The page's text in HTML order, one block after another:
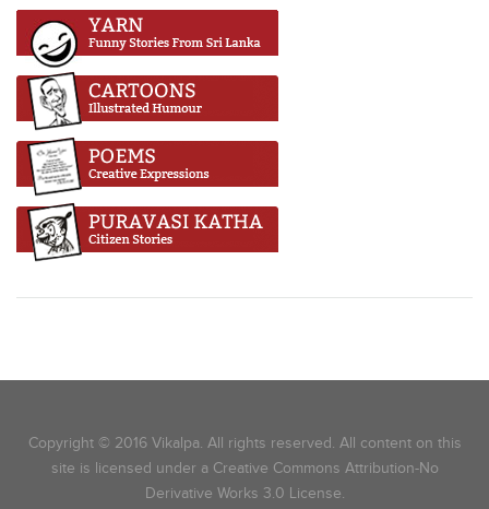
Copyright © 2016 Vikalpa. All rights reserved. All content on this
site is licensed under a Creative Commons Attribution-No
Derivative Works 3.0 License.